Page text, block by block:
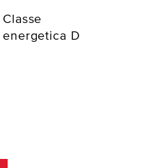
Classe
energetica D